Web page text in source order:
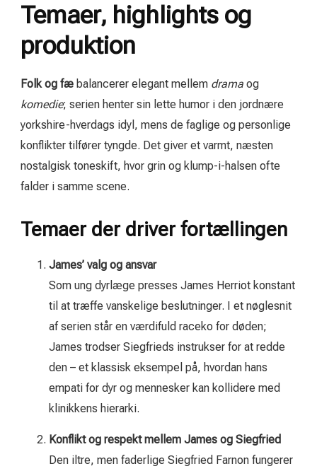
Temaer, highlights og
produktion
Folk og fæ balancerer elegant mellem drama og
komedie; serien henter sin lette humor i den jordnære
yorkshire-hverdags idyl, mens de faglige og personlige
konflikter tilfører tyngde. Det giver et varmt, næsten
nostalgisk toneskift, hvor grin og klump-i-halsen ofte
falder i samme scene.
Temaer der driver fortællingen
James’ valg og ansvar
Som ung dyrlæge presses James Herriot konstant
til at træffe vanskelige beslutninger. I et nøglesnit
af serien står en værdifuld raceko for døden;
James trodser Siegfrieds instrukser for at redde
den – et klassisk eksempel på, hvordan hans
empati for dyr og mennesker kan kollidere med
klinikkens hierarki.
Konflikt og respekt mellem James og Siegfried
Den iltre, men faderlige Siegfried Farnon fungerer